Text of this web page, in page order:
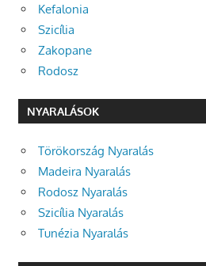
Kefalonia
Szicília
Zakopane
Rodosz
NYARALÁSOK
Törökország Nyaralás
Madeira Nyaralás
Rodosz Nyaralás
Szicília Nyaralás
Tunézia Nyaralás